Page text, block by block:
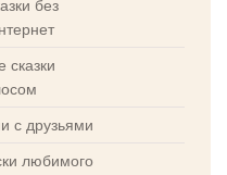
без
сказки
с друзьями
любимого